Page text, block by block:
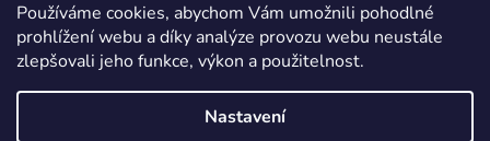
Používáme cookies, abychom Vám umožnili pohodlné
prohlížení webu a díky analýze provozu webu neustále
zlepšovali jeho funkce, výkon a použitelnost.
Nastavení